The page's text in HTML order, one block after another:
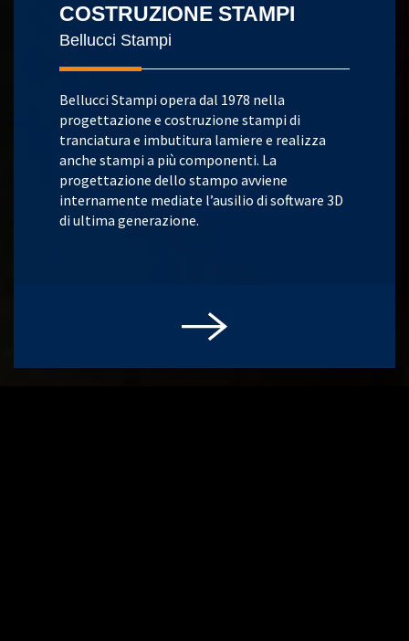
COSTRUZIONE STAMPI
Bellucci Stampi
Bellucci Stampi opera dal 1978 nella
progettazione e costruzione stampi di
tranciatura e imbutitura lamiere e realizza
anche stampi a più componenti. La
progettazione dello stampo avviene
internamente mediate l’ausilio di software 3D
di ultima generazione.